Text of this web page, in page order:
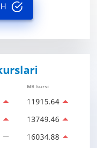
MB kursi
11915.64
13749.46
16034.88